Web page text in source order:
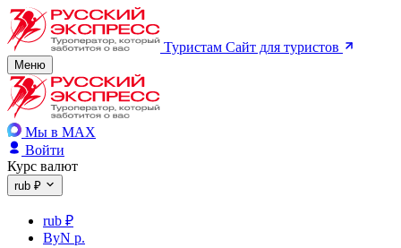
Туристам Сайт для туристов
Меню
Мы в MAX
Войти
Курс валют
rub ₽
rub ₽
ByN р.